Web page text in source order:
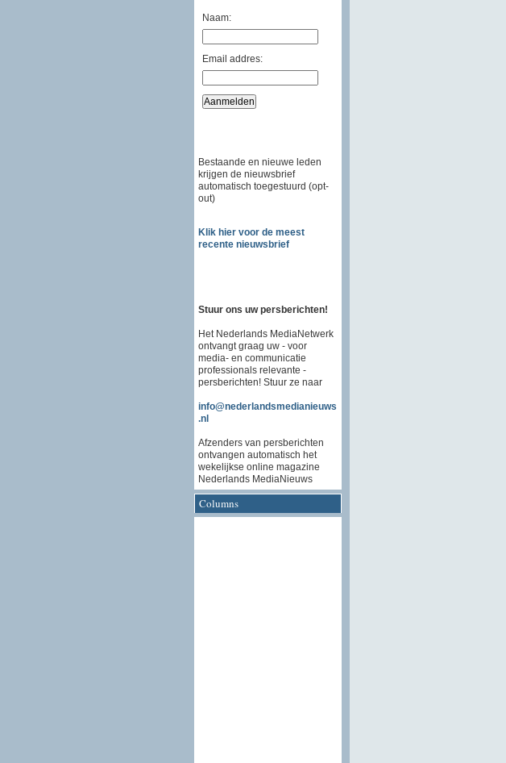
Naam:
Email addres:
Bestaande en nieuwe leden
krijgen de nieuwsbrief
automatisch toegestuurd (opt-
out)
Klik hier voor de meest
recente nieuwsbrief
Stuur ons uw persberichten!
Het Nederlands MediaNetwerk
ontvangt graag uw - voor
media- en communicatie
professionals relevante -
persberichten! Stuur ze naar
info@nederlandsmedianieuws
.nl
Afzenders van persberichten
ontvangen automatisch het
wekelijkse online magazine
Nederlands MediaNieuws
Columns